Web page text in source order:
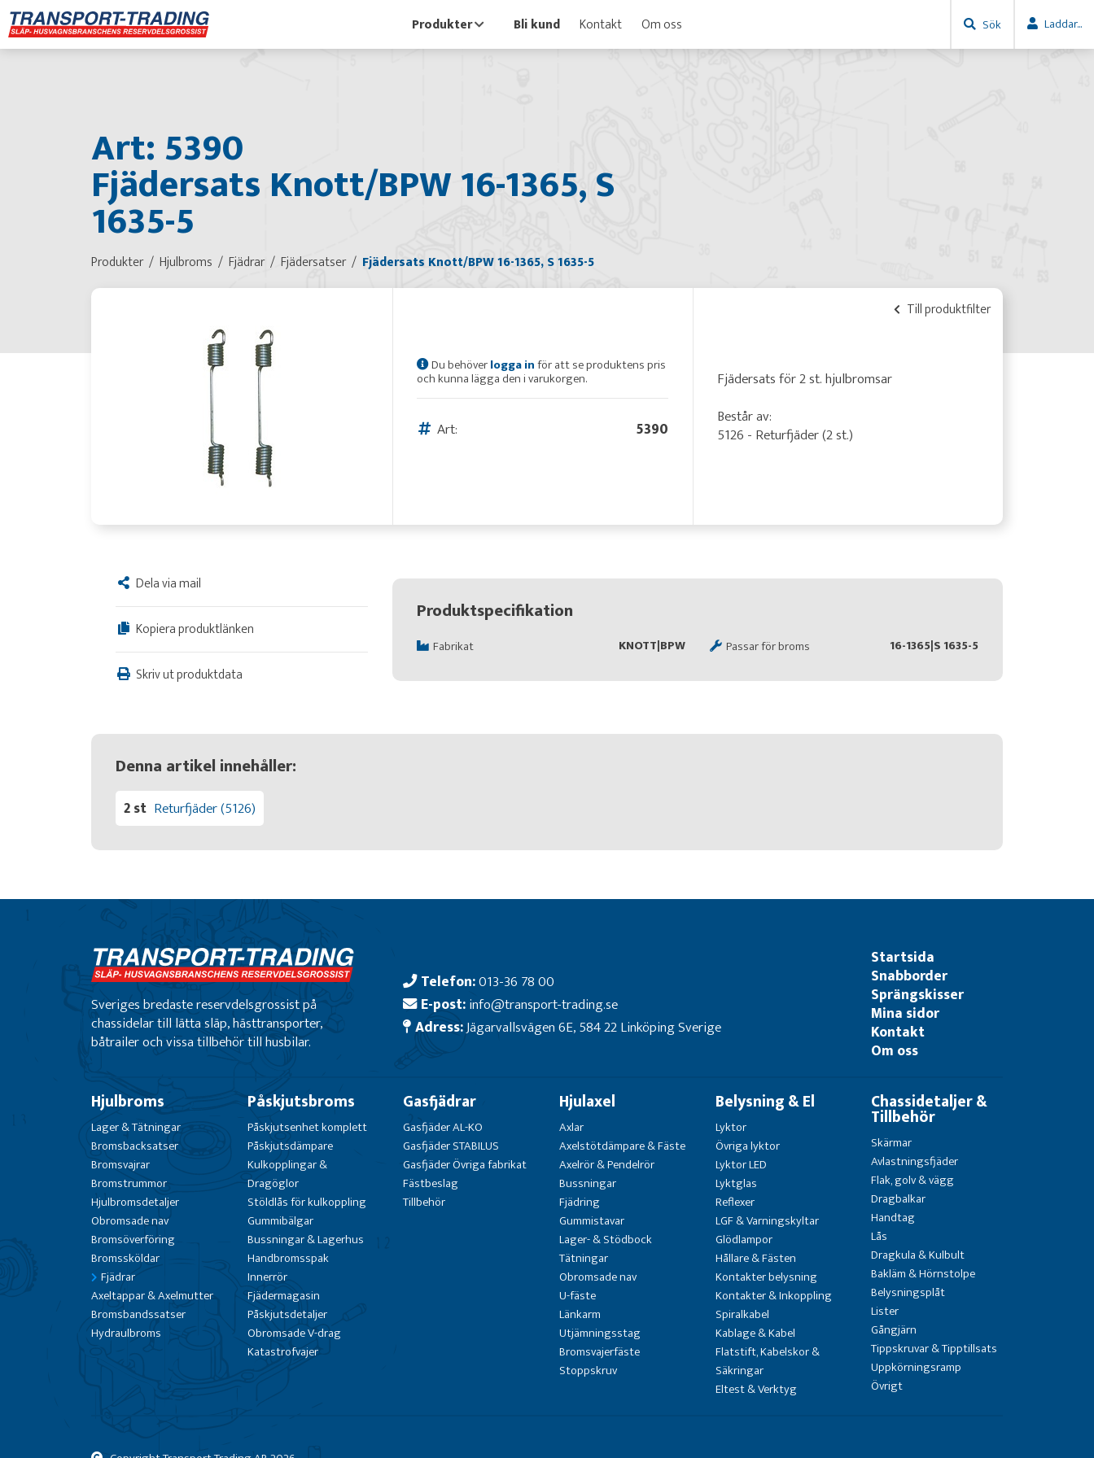
Produkter Bli kund Kontakt Om oss Sök Laddar...
Art: 5390
Fjädersats Knott/BPW 16-1365, S
1635-5
Produkter Hjulbroms Fjädrar Fjädersatser Fjädersats Knott/BPW 16-1365, S 1635-5
Till produktfilter
Du behöverlogga inför att se produktens pris
och kunna lägga den i varukorgen.
Art: 5390
Fjädersats för 2 st. hjulbromsar
Består av:
5126 - Returfjäder (2 st.)
Dela via mail
Kopiera produktlänken
Skriv ut produktdata
Produktspecifikation
Fabrikat KNOTT|BPW Passar för broms 16-1365|S 1635-5
Denna artikel innehåller:
2 st Returfjäder (5126)
Sveriges bredaste reservdelsgrossist på
chassidelar till lätta släp, hästtransporter,
båtrailer och vissa tillbehör till husbilar.
Telefon:013-36 78 00
E-post:info@transport-trading.se
Adress:Jägarvallsvägen 6E, 584 22 Linköping Sverige
Startsida
Snabborder
Sprängskisser
Mina sidor
Kontakt
Om oss
Hjulbroms
Lager & Tätningar
Bromsbacksatser
Bromsvajrar
Bromstrummor
Hjulbromsdetaljer
Obromsade nav
Bromsöverföring
Bromssköldar
Fjädrar
Axeltappar & Axelmutter
Bromsbandssatser
Hydraulbroms
Påskjutsbroms
Påskjutsenhet komplett
Påskjutsdämpare
Kulkopplingar &
Dragöglor
Stöldlås för kulkoppling
Gummibälgar
Bussningar & Lagerhus
Handbromsspak
Innerrör
Fjädermagasin
Påskjutsdetaljer
Obromsade V-drag
Katastrofvajer
Gasfjädrar
Gasfjäder AL-KO
Gasfjäder STABILUS
Gasfjäder Övriga fabrikat
Fästbeslag
Tillbehör
Hjulaxel
Axlar
Axelstötdämpare & Fäste
Axelrör & Pendelrör
Bussningar
Fjädring
Gummistavar
Lager- & Stödbock
Tätningar
Obromsade nav
U-fäste
Länkarm
Utjämningsstag
Bromsvajerfäste
Stoppskruv
Belysning & El
Lyktor
Övriga lyktor
Lyktor LED
Lyktglas
Reflexer
LGF & Varningskyltar
Glödlampor
Hållare & Fästen
Kontakter belysning
Kontakter & Inkoppling
Spiralkabel
Kablage & Kabel
Flatstift, Kabelskor &
Säkringar
Eltest & Verktyg
Chassidetaljer &
Tillbehör
Skärmar
Avlastningsfjäder
Flak, golv & vägg
Dragbalkar
Handtag
Lås
Dragkula & Kulbult
Bakläm & Hörnstolpe
Belysningsplåt
Lister
Gångjärn
Tippskruvar & Tipptillsats
Uppkörningsramp
Övrigt